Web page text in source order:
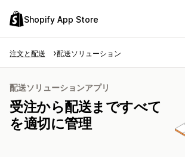
Shopify App Store
注文と配送 配送ソリューション
配送ソリューションアプリ
受注から配送まですべて
を適切に管理